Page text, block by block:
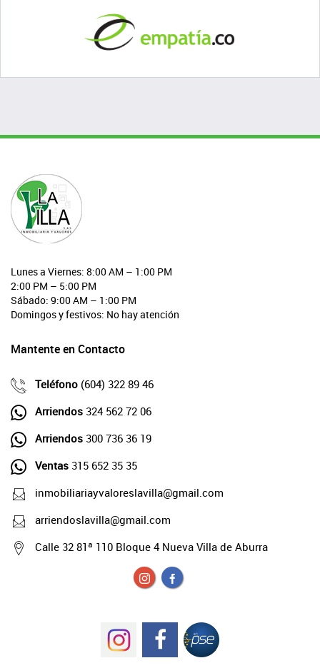
Lunes a Viernes: 8:00 AM – 1:00 PM
2:00 PM – 5:00 PM
Sábado: 9:00 AM – 1:00 PM
Domingos y festivos: No hay atención
Mantente en Contacto
Teléfono (604) 322 89 46
Arriendos 324 562 72 06
Arriendos 300 736 36 19
Ventas 315 652 35 35
inmobiliariayvaloreslavilla@gmail.com
arriendoslavilla@gmail.com
Calle 32 81ª 110 Bloque 4 Nueva Villa de Aburra